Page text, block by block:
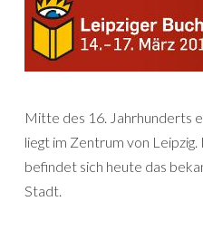
Mitte des 16. Jahrhunderts
liegt im Zentrum von
befindet sich heute das
Stadt.